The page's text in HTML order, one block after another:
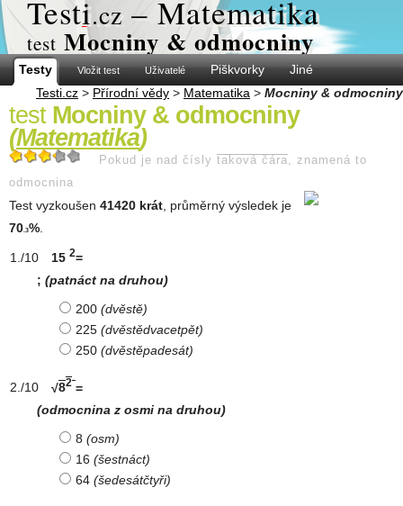
Testi.cz – Matematika
test Mocniny & odmocniny
Testy Vložit test Uživatelé Piškvorky
Jiné
Testi.cz > Přírodní vědy > Matematika > Mocniny & odmocniny
test Mocniny & odmocniny
(Matematika)
Pokud je nad čísly taková čára, znamená to
odmocnina
Test vyzkoušen 41420 krát , průměrný výsledek je
70 .3%
15 2=
; (patnáct na druhou)
200 (dvěstě)
225 (dvěstědvacetpět)
250 (dvěstěpadesát)
√82 =
(odmocnina z osmi na druhou)
8 (osm)
16 (šestnáct)
64 (šedesátčtyři)